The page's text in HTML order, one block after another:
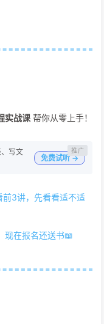
实战课 帮你从零上手！
写文
免费试听 →
前3讲，先看看适不适
现在报名还送书📖